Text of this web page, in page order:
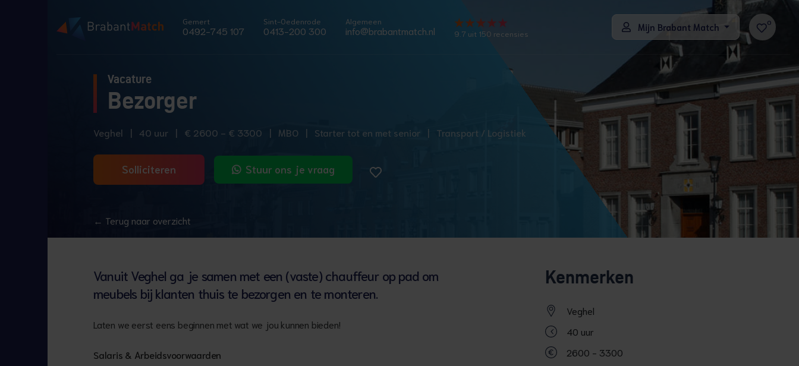
Gemert
0492-745 107
Sint-Oedenrode
0413-200 300
Algemeen
info@brabantmatch.nl 9.7 uit 150 recensies
Mijn Brabant Match 0
Vacature
Bezorger
Veghel | 40 uur | € 2600 - € 3300 | MBO | Starter tot en met senior | Transport / Logistiek
Solliciteren Stuur ons je vraag
← Terug naar overzicht
Vanuit Veghel ga je samen met een (vaste) chauffeur op pad om
meubels bij klanten thuis te bezorgen en te monteren.
Laten we eerst eens beginnen met wat we jou kunnen bieden!
Salaris & Arbeidsvoorwaarden
Kenmerken
Veghel
40 uur
2600 - 3300